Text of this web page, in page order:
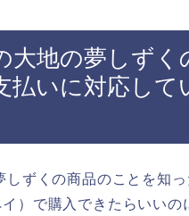
大地の夢しずく
払いに対応し
しずくの商品のことを知
）で購入できたらいいの